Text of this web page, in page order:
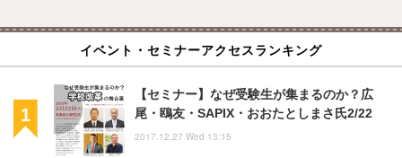
イベント・セミナーアクセスランキング
【セミナー】なぜ受験生が集まるのか？広
尾・鴎友・SAPIX・おおたとしまさ氏2/22
2017.12.27 Wed 13:15